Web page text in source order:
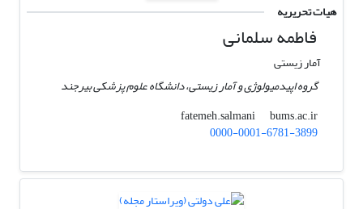
هیات تحریریه
فاطمه سلمانی
آمار زیستی
گروه اپیدمیولوژی و آمار زیستی، دانشگاه علوم پزشکی بیرجند
fatemeh.salmani
bums.ac.ir
0000-0001-6781-3899